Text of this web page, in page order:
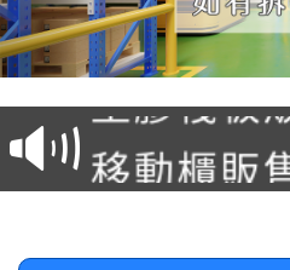
移動櫃販